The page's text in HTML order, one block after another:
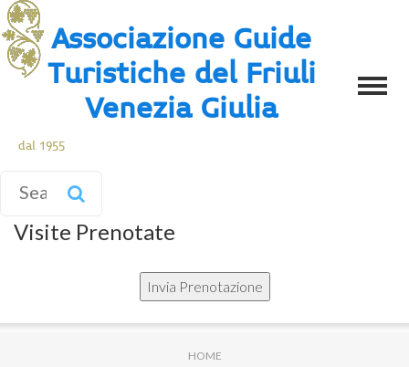
Associazione Guide
Turistiche del Friuli
Venezia Giulia
dal 1955
Visite Prenotate
HOME